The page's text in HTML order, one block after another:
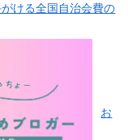
ける全国自治会費の
お